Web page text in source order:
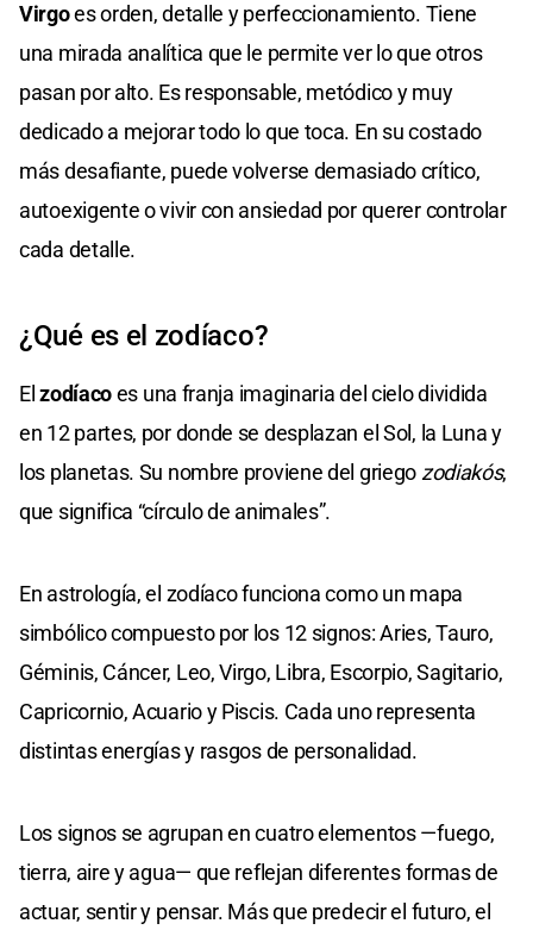
Virgoes orden, detalle y perfeccionamiento. Tiene
una mirada analítica que le permite ver lo que otros
pasan por alto. Es responsable, metódico y muy
dedicado a mejorar todo lo que toca. En su costado
más desafiante, puede volverse demasiado crítico,
autoexigente o vivir con ansiedad por querer controlar
cada detalle.
¿Qué es el zodíaco?
Elzodíacoes una franja imaginaria del cielo dividida
en 12 partes, por donde se desplazan el Sol, la Luna y
los planetas. Su nombre proviene del griego zodiakós,
que significa “círculo de animales”.
En astrología, el zodíaco funciona como un mapa
simbólico compuesto por los 12 signos: Aries, Tauro,
Géminis, Cáncer, Leo, Virgo, Libra, Escorpio, Sagitario,
Capricornio, Acuario y Piscis. Cada uno representa
distintas energías y rasgos de personalidad.
Los signos se agrupan en cuatro elementos —fuego,
tierra, aire y agua— que reflejan diferentes formas de
actuar, sentir y pensar. Más que predecir el futuro, el